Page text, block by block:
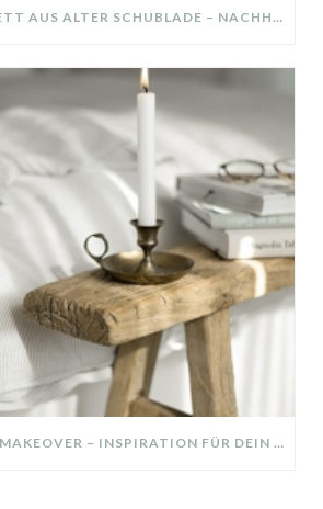
DIY-DEKO-TABLETT AUS ALTER SCHUBLADE – NACHHALTIGE HERBSTDEKO SELBER MACHEN!
SCHLAFZIMMER MAKEOVER – INSPIRATION FÜR DEIN SCHLAFZIMMER: AUS ALT MACH NEU – HELL, GEMÜTLICH UND EINLADEND